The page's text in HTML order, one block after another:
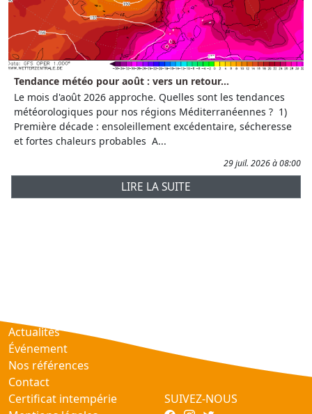
Tendance météo pour août : vers un retour...
Le mois d'août 2026 approche. Quelles sont les tendances
météorologiques pour nos régions Méditerranéennes ? 1)
Première décade : ensoleillement excédentaire, sécheresse
et fortes chaleurs probables A...
29 juil. 2026 à 08:00
LIRE LA SUITE
Actualités
Événement
Nos références
Contact
Certificat intempérie
SUIVEZ-NOUS